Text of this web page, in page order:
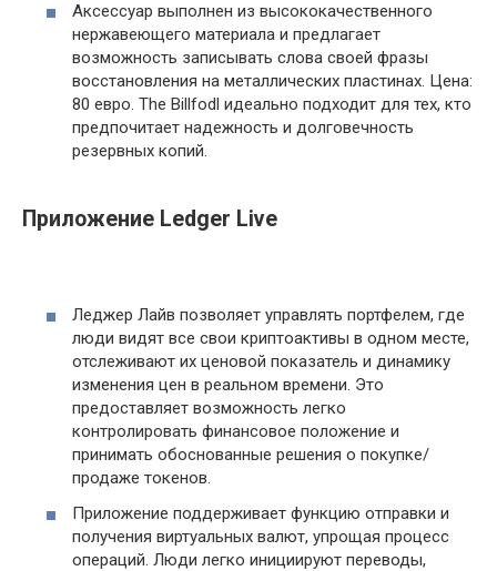
Аксессуар выполнен из высококачественного
нержавеющего материала и предлагает
возможность записывать слова своей фразы
восстановления на металлических пластинах. Цена:
80 евро. The Billfodl идеально подходит для тех, кто
предпочитает надежность и долговечность
резервных копий.
Приложение Ledger Live
Леджер Лайв позволяет управлять портфелем, где
люди видят все свои криптоактивы в одном месте,
отслеживают их ценовой показатель и динамику
изменения цен в реальном времени. Это
предоставляет возможность легко
контролировать финансовое положение и
принимать обоснованные решения о покупке/
продаже токенов.
Приложение поддерживает функцию отправки и
получения виртуальных валют, упрощая процесс
операций. Люди легко инициируют переводы,